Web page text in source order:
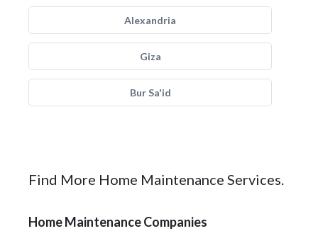
Alexandria
Giza
Bur Sa'id
Find More Home Maintenance Services.
Home Maintenance Companies